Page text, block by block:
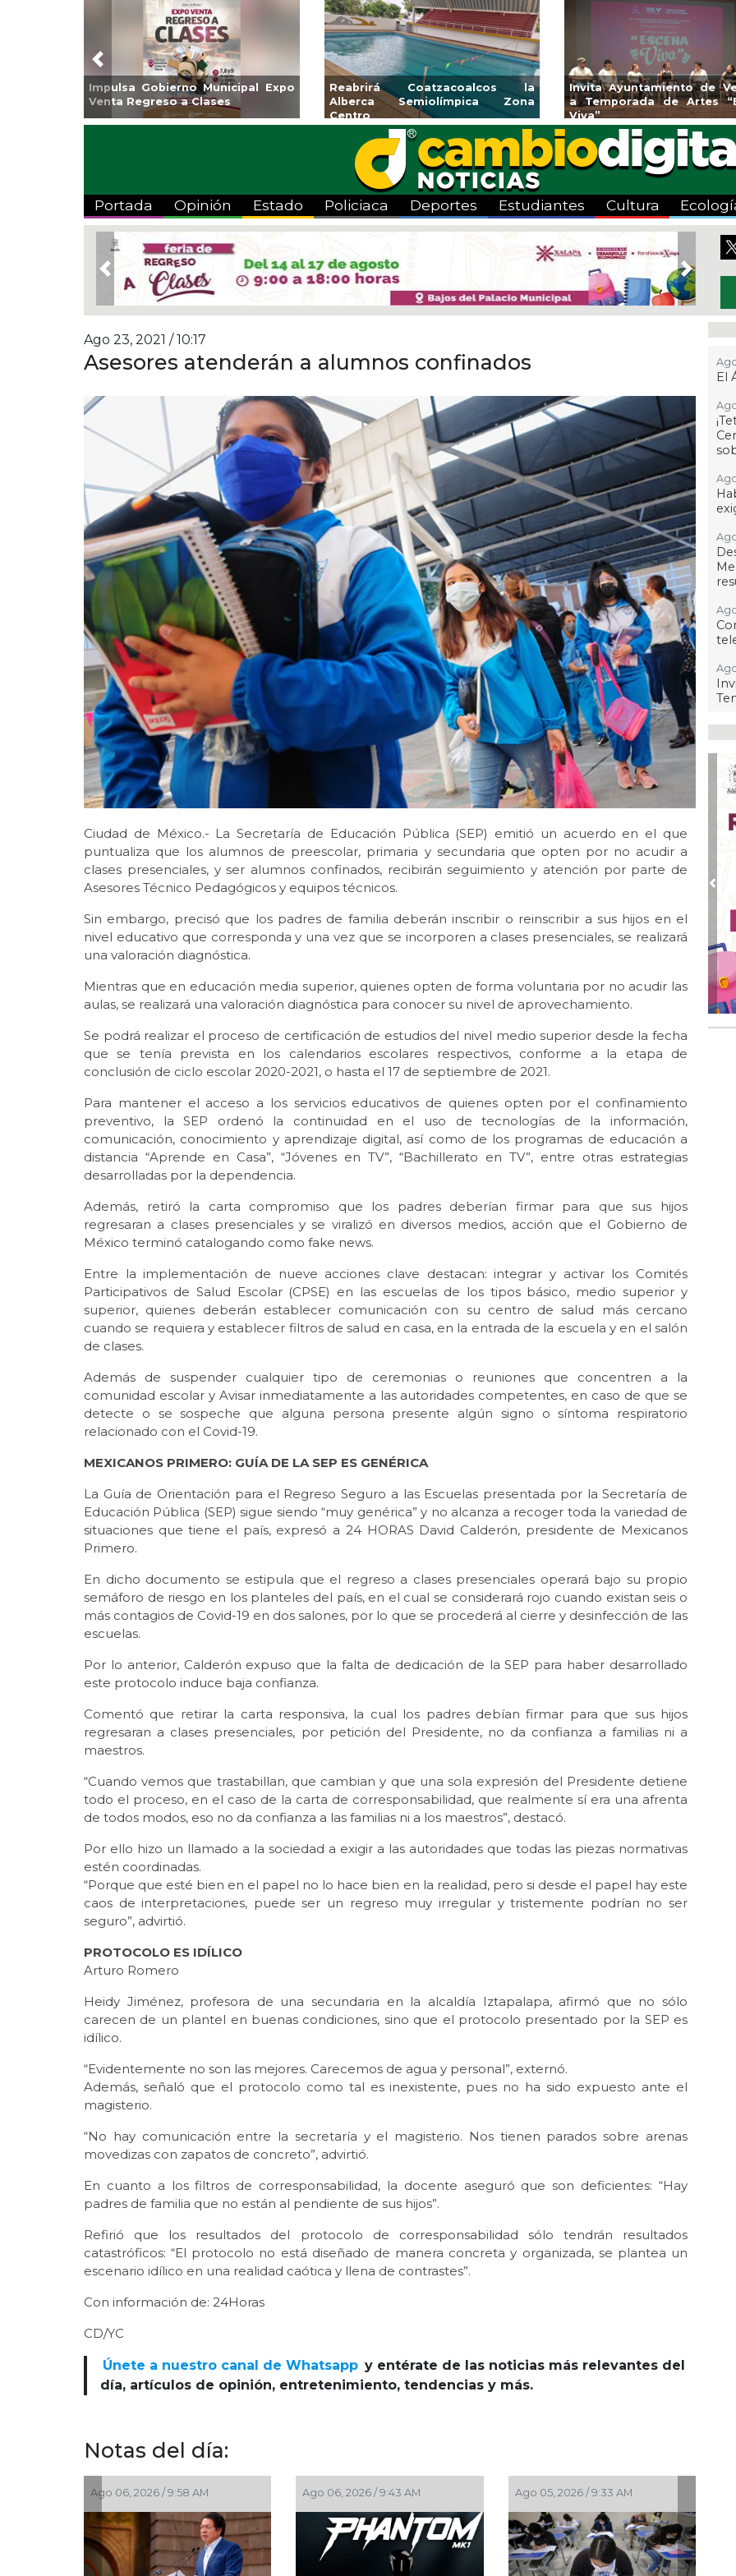
Guarniciones y banquetas para la
colonia El Mango en Pánuco
Emprendedores de Xalapa
exponen en Mercadito
Bicentenario
Coatzacoalcos
halterofilia con la Copa
2026
Previous
Portada Opinión Estado Policiaca Deportes Estudiantes Cultura
Previous Next
Ago 23, 2021 / 10:17
Asesores atenderán a alumnos confinados
Ciudad de México.- La Secretaría de Educación Pública (SEP) emitió un acuerdo en el que
puntualiza que los alumnos de preescolar, primaria y secundaria que opten por no acudir a
clases presenciales, y ser alumnos confinados, recibirán seguimiento y atención por parte de
Asesores Técnico Pedagógicos y equipos técnicos.
Sin embargo, precisó que los padres de familia deberán inscribir o reinscribir a sus hijos en el
nivel educativo que corresponda y una vez que se incorporen a clases presenciales, se realizará
una valoración diagnóstica.
Mientras que en educación media superior, quienes opten de forma voluntaria por no acudir las
aulas, se realizará una valoración diagnóstica para conocer su nivel de aprovechamiento.
Se podrá realizar el proceso de certificación de estudios del nivel medio superior desde la fecha
que se tenía prevista en los calendarios escolares respectivos, conforme a la etapa de
conclusión de ciclo escolar 2020-2021, o hasta el 17 de septiembre de 2021.
Para mantener el acceso a los servicios educativos de quienes opten por el confinamiento
preventivo, la SEP ordenó la continuidad en el uso de tecnologías de la información,
comunicación, conocimiento y aprendizaje digital, así como de los programas de educación a
distancia “Aprende en Casa”, “Jóvenes en TV”, “Bachillerato en TV”, entre otras estrategias
desarrolladas por la dependencia.
Además, retiró la carta compromiso que los padres deberían firmar para que sus hijos
regresaran a clases presenciales y se viralizó en diversos medios, acción que el Gobierno de
México terminó catalogando como fake news.
Entre la implementación de nueve acciones clave destacan: integrar y activar los Comités
Participativos de Salud Escolar (CPSE) en las escuelas de los tipos básico, medio superior y
superior, quienes deberán establecer comunicación con su centro de salud más cercano
cuando se requiera y establecer filtros de salud en casa, en la entrada de la escuela y en el salón
de clases.
Además de suspender cualquier tipo de ceremonias o reuniones que concentren a la
comunidad escolar y Avisar inmediatamente a las autoridades competentes, en caso de que se
detecte o se sospeche que alguna persona presente algún signo o síntoma respiratorio
relacionado con el Covid-19.
MEXICANOS PRIMERO: GUÍA DE LA SEP ES GENÉRICA
La Guía de Orientación para el Regreso Seguro a las Escuelas presentada por la Secretaría de
Educación Pública (SEP) sigue siendo “muy genérica” y no alcanza a recoger toda la variedad de
situaciones que tiene el país, expresó a 24 HORAS David Calderón, presidente de Mexicanos
Primero.
En dicho documento se estipula que el regreso a clases presenciales operará bajo su propio
semáforo de riesgo en los planteles del país, en el cual se considerará rojo cuando existan seis o
más contagios de Covid-19 en dos salones, por lo que se procederá al cierre y desinfección de las
escuelas.
Por lo anterior, Calderón expuso que la falta de dedicación de la SEP para haber desarrollado
este protocolo induce baja confianza.
Comentó que retirar la carta responsiva, la cual los padres debían firmar para que sus hijos
regresaran a clases presenciales, por petición del Presidente, no da confianza a familias ni a
maestros.
“Cuando vemos que trastabillan, que cambian y que una sola expresión del Presidente detiene
todo el proceso, en el caso de la carta de corresponsabilidad, que realmente sí era una afrenta
de todos modos, eso no da confianza a las familias ni a los maestros”, destacó.
Por ello hizo un llamado a la sociedad a exigir a las autoridades que todas las piezas normativas
estén coordinadas.
“Porque que esté bien en el papel no lo hace bien en la realidad, pero si desde el papel hay este
caos de interpretaciones, puede ser un regreso muy irregular y tristemente podrían no ser
seguro”, advirtió.
PROTOCOLO ES IDÍLICO
Arturo Romero
Heidy Jiménez, profesora de una secundaria en la alcaldía Iztapalapa, afirmó que no sólo
carecen de un plantel en buenas condiciones, sino que el protocolo presentado por la SEP es
idílico.
“Evidentemente no son las mejores. Carecemos de agua y personal”, externó.
Además, señaló que el protocolo como tal es inexistente, pues no ha sido expuesto ante el
magisterio.
“No hay comunicación entre la secretaría y el magisterio. Nos tienen parados sobre arenas
movedizas con zapatos de concreto”, advirtió.
En cuanto a los filtros de corresponsabilidad, la docente aseguró que son deficientes: “Hay
padres de familia que no están al pendiente de sus hijos”.
Refirió que los resultados del protocolo de corresponsabilidad sólo tendrán resultados
catastróficos: “El protocolo no está diseñado de manera concreta y organizada, se plantea un
escenario idílico en una realidad caótica y llena de contrastes”.
Con información de: 24Horas
CD/YC
Únete a nuestro canal de Whatsapp y entérate de las noticias más relevantes del
día, artículos de opinión, entretenimiento, tendencias y más.
Notas del día:
Ago 03, 2026 / 11:00 AM Ago 03, 2026 / 10:47 AM Jul 30, 2026 / 10:23 AM
El